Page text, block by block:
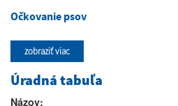
Očkovanie psov
zobraziť viac
Úradná tabuľa
Názov: